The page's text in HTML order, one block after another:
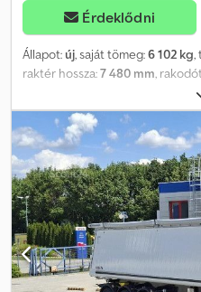
Érdeklődni
Állapot:új, saját tömeg:6 102 kg,
raktér hossza:7 480 mm,
,
felfüggesztés:levegő, abroncs
2026
, Felszereltség:ABS, Saját
7 480 mm x 2 354 mm x 1 560
R22.5, Raktér térfogata: 26 m³, 1.
Légrugózás, Hátsó
Billenő hidraulika, Önbeálló
süllyesztés billentéskor,
hátfal, Ponyvás tető, Feljáró
(nagynyomású), 1x15 és 2x7 tűs
elérhető jármű áttekintését